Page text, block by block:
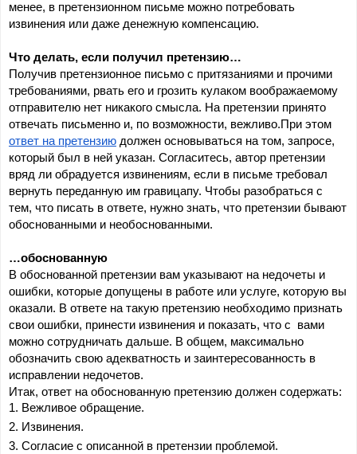
менее, в претензионном письме можно потребовать
извинения или даже денежную компенсацию.
Что делать, если получил претензию…
Получив претензионное письмо с притязаниями и прочими
требованиями, рвать его и грозить кулаком воображаемому
отправителю нет никакого смысла. На претензии принято
ответ на претензию должен основываться на том, запросе,
который был в ней указан. Согласитесь, автор претензии
вряд ли обрадуется извинениям, если в письме требовал
вернуть переданную им гравицапу. Чтобы разобраться с
тем, что писать в ответе, нужно знать, что претензии бывают
обоснованными и необоснованными.
…обоснованную
В обоснованной претензии вам указывают на недочеты и
ошибки, которые допущены в работе или услуге, которую вы
оказали. В ответе на такую претензию необходимо признать
свои ошибки, принести извинения и показать, что с  вами
можно сотрудничать дальше. В общем, максимально
обозначить свою адекватность и заинтересованность в
исправлении недочетов.
Итак, ответ на обоснованную претензию должен содержать:
Вежливое обращение.
Извинения.
Согласие с описанной в претензии проблемой.